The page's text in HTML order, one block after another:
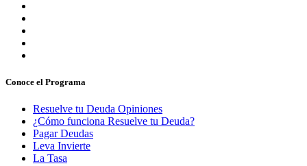
Conoce el Programa
Resuelve tu Deuda Opiniones
¿Cómo funciona Resuelve tu Deuda?
Pagar Deudas
Leva Invierte
La Tasa